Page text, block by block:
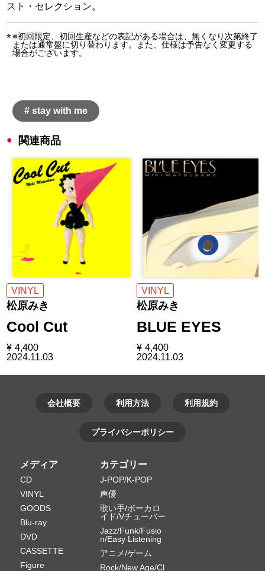
スト・セレクション。
※初回限定、初回生産などの表記がある場合は、無くなり次第終了
または通常盤に切り替わります。また、仕様は予告なく変更する
場合がございます。
# stay with me
関連商品
VINYL
松原みき
Cool Cut
¥ 4,400
2024.11.03
VINYL
松原みき
BLUE EYES
¥ 4,400
2024.11.03
会社概要 利用方法 利用規約
プライバシーポリシー
メディア
CD
VINYL
GOODS
Blu-ray
DVD
CASSETTE
Figure
カテゴリー
J-POP/K-POP
声優
歌い手/ボーカロ
イド/Vチューバー
Jazz/Funk/Fusio
n/Easy Listening
アニメ/ゲーム
Rock/New Age/Cl